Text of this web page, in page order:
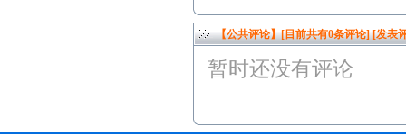
【公共评论】[目前共有0条评论][发表
暂时还没有评论